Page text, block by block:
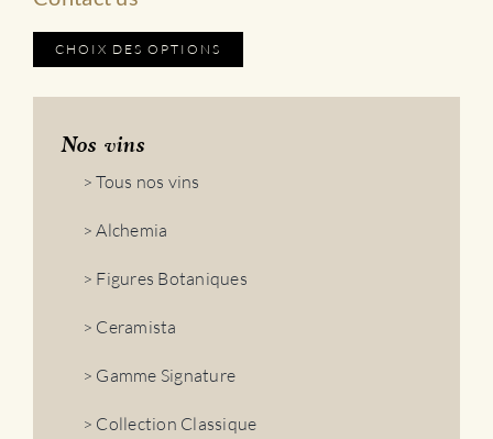
Nos vins
> Tous nos vins
> Alchemia
> Figures Botaniques
> Ceramista
> Gamme Signature
> Collection Classique
CHOIX DES OPTIONS
produit
a
choisies